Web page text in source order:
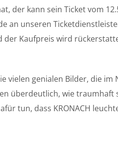
der kann sein Ticket vom
an unseren
der Kaufpreis wird
vielen genialen Bilder, die im
überdeutlich, wie traumhaft
tun, dass KRONACH